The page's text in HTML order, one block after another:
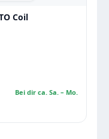
Coil
Bei dir ca. Sa. – Mo.